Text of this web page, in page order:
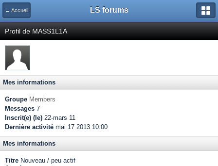
← Accueil LS forums
Profil de MASS1L1A
Mes informations
Groupe Members
Messages 7
Inscrit(e) (le) 22-mars 11
Dernière activité mai 17 2013 10:00
Mes informations
Titre Nouveau / peu actif